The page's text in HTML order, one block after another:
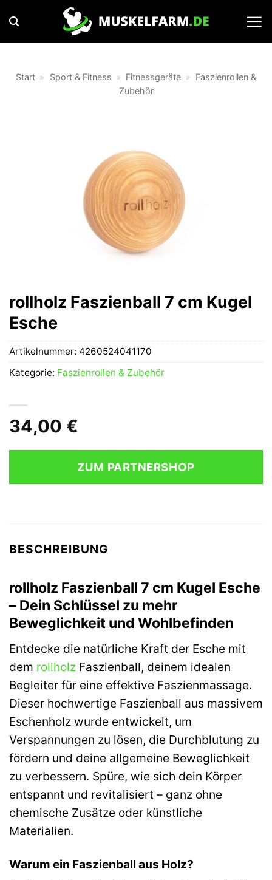
Inhalt
springen
Start » Sport & Fitness » Fitnessgeräte » Faszienrollen &
Zubehör
rollholz Faszienball 7 cm Kugel
Esche
34,00 €
ZUM PARTNERSHOP
Artikelnummer: 4260524041170
Kategorie: Faszienrollen & Zubehör
BESCHREIBUNG
rollholz Faszienball 7 cm Kugel Esche
– Dein Schlüssel zu mehr
Beweglichkeit und Wohlbefinden
Entdecke die natürliche Kraft der Esche mit
dem rollholz Faszienball, deinem idealen
Begleiter für eine effektive Faszienmassage.
Dieser hochwertige Faszienball aus massivem
Eschenholz wurde entwickelt, um
Verspannungen zu lösen, die Durchblutung zu
fördern und deine allgemeine Beweglichkeit
zu verbessern. Spüre, wie sich dein Körper
entspannt und revitalisiert – ganz ohne
chemische Zusätze oder künstliche
Materialien.
Warum ein Faszienball aus Holz?